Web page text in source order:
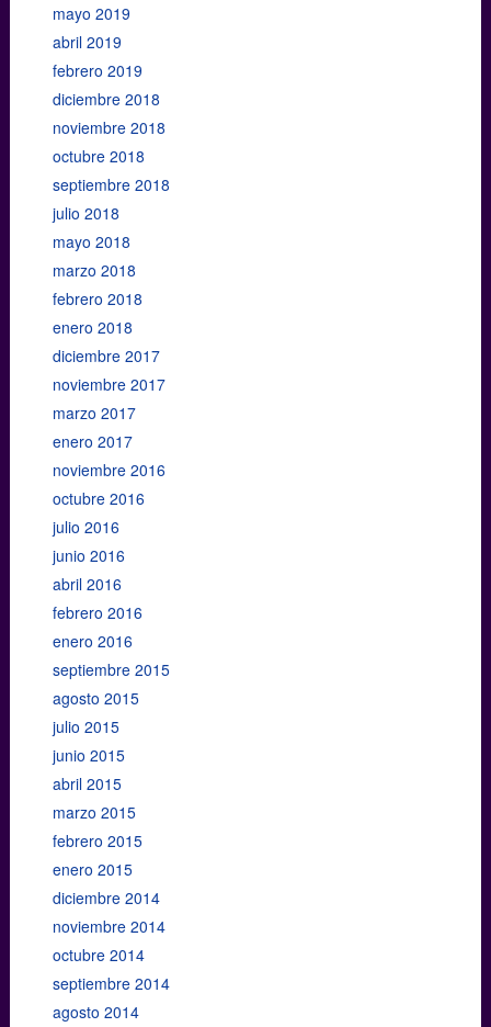
mayo 2019
abril 2019
febrero 2019
diciembre 2018
noviembre 2018
octubre 2018
septiembre 2018
julio 2018
mayo 2018
marzo 2018
febrero 2018
enero 2018
diciembre 2017
noviembre 2017
marzo 2017
enero 2017
noviembre 2016
octubre 2016
julio 2016
junio 2016
abril 2016
febrero 2016
enero 2016
septiembre 2015
agosto 2015
julio 2015
junio 2015
abril 2015
marzo 2015
febrero 2015
enero 2015
diciembre 2014
noviembre 2014
octubre 2014
septiembre 2014
agosto 2014